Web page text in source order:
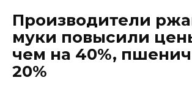
Производители
муки повысили
чем на 40%,
20%